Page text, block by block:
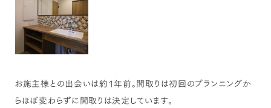
お施主様との出会いは約1年前。間取りは初回のプランニングか
らほぼ変わらずに間取りは決定しています。